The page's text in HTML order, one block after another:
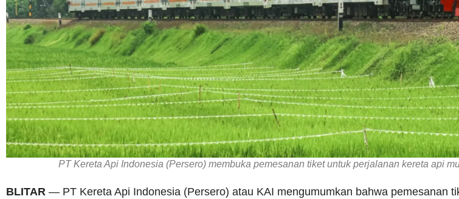
PT Kereta Api Indonesia (Persero) membuka pemesanan tiket untuk perjalanan kereta api
BLITAR — PT Kereta Api Indonesia (Persero) atau KAI mengumumkan bahwa pemesanan